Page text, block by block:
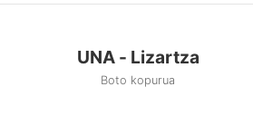
UNA - Lizartza
Boto kopurua